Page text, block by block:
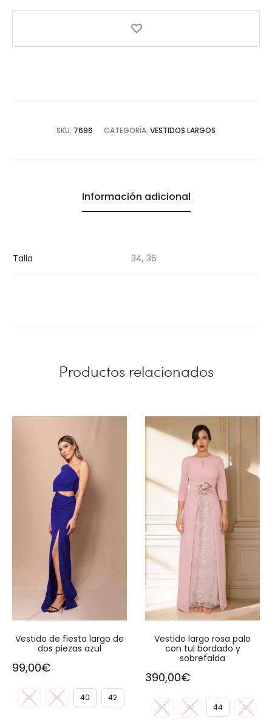
cantidad
SKU: 7696 CATEGORÍA: VESTIDOS LARGOS
Información adicional
Talla 34, 36
Productos relacionados
Vestido de fiesta largo de
dos piezas azul
99,00€
36 38 40 42
Vestido largo rosa palo
con tul bordado y
sobrefalda
390,00€
40 42 44 46